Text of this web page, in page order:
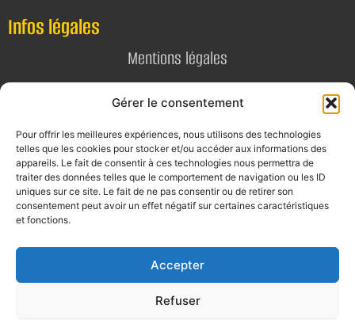
Gérer le consentement
Pour offrir les meilleures expériences, nous utilisons des technologies
telles que les cookies pour stocker et/ou accéder aux informations des
appareils. Le fait de consentir à ces technologies nous permettra de
traiter des données telles que le comportement de navigation ou les ID
uniques sur ce site. Le fait de ne pas consentir ou de retirer son
consentement peut avoir un effet négatif sur certaines caractéristiques
et fonctions.
Accepter
Refuser
Infos légales
Mentions légales
Politique de confidentialité
Contact
E-mail
contact@alta-studio.fr
0760115323